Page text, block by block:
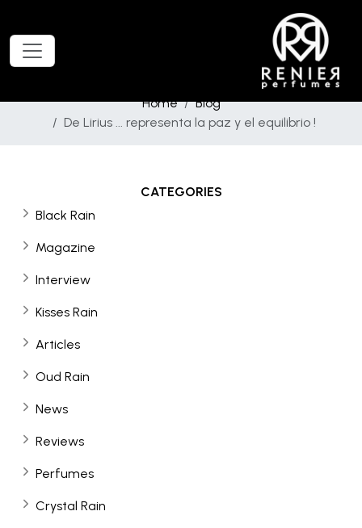
Home
Blog
De Lirius ... representa la paz y el equilibrio !
CATEGORIES
Black Rain
Magazine
Interview
Kisses Rain
Articles
Oud Rain
News
Reviews
Perfumes
Crystal Rain